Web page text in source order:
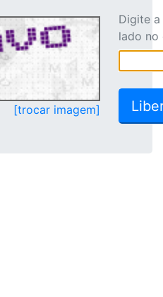
[trocar imagem]
Digite
lado no